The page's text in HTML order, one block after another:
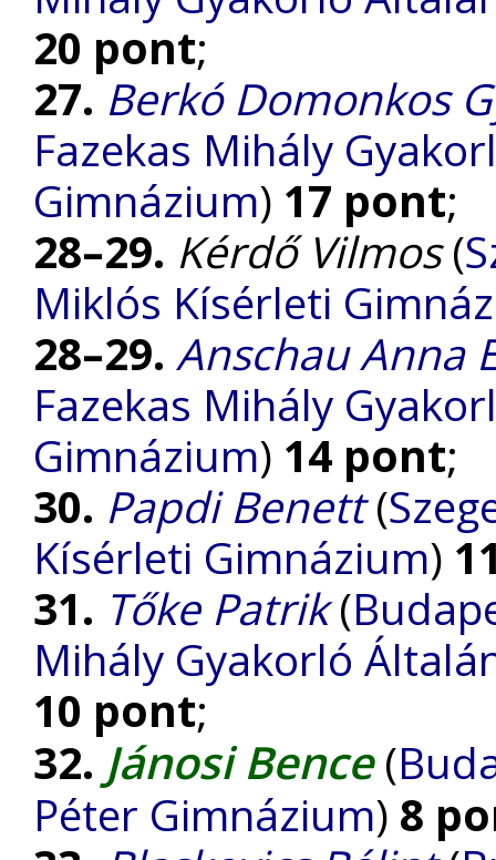
20 pont;
27. Berkó Domonkos
Fazekas Mihály
Gimnázium) 17 pont;
28–29. Kérdő Vilmos(
Miklós Kísérleti
28–29. Anschau Anna
Fazekas Mihály
Gimnázium) 14 pont;
30. Papdi Benett(
Kísérleti Gimnázium)
31. Tőke Patrik(
Mihály Gyakorló
10 pont;
32. Jánosi Bence(
Péter Gimnázium) 8